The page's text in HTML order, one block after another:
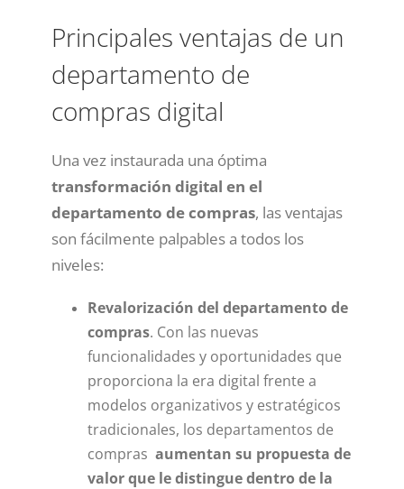
Principales ventajas de un
departamento de
compras digital
Una vez instaurada una óptima
transformación digital en el
departamento de compras, las ventajas
son fácilmente palpables a todos los
niveles:
Revalorización del departamento de
compras. Con las nuevas
funcionalidades y oportunidades que
proporciona la era digital frente a
modelos organizativos y estratégicos
tradicionales, los departamentos de
compras aumentan su propuesta de
valor que le distingue dentro de la